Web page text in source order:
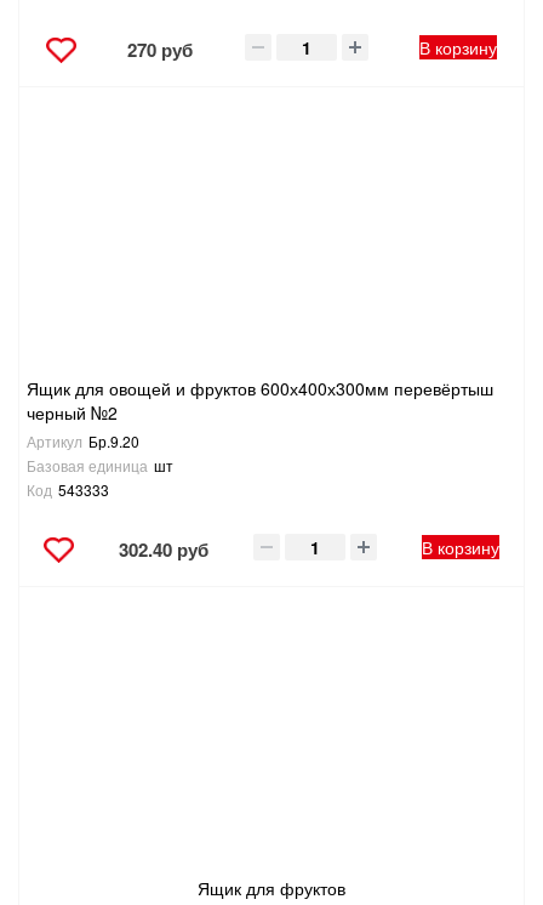
270 руб В корзину
Ящик для овощей и фруктов 600х400х300мм перевёртыш
черный №2
Артикул Бр.9.20
Базовая единица шт
Код 543333
302.40 руб В корзину
Ящик для фруктов